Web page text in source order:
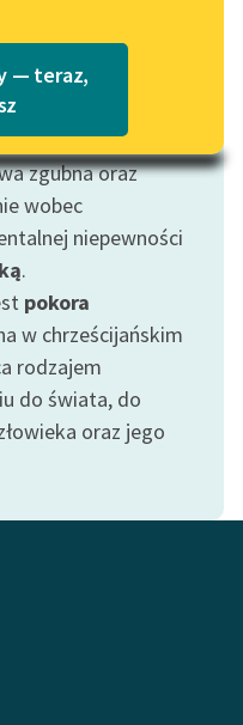
Katalog w formacie PDF
— teraz,
jak Mickiewicz i
caraRosji). Jest
zgubna oraz
wobec
niepewności
.
pokora
w chrześcijańskim
rodzajem
do świata, do
oraz jego